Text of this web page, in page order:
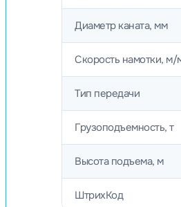
Диаметр каната, мм
Скорость намотки, м/
Тип передачи
Грузоподъемность, т
Высота подъема, м
ШтрихКод